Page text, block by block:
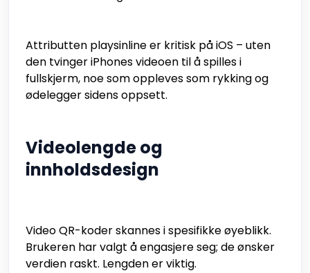
Attributten playsinline er kritisk på iOS – uten
den tvinger iPhones videoen til å spilles i
fullskjerm, noe som oppleves som rykking og
ødelegger sidens oppsett.
Videolengde og
innholdsdesign
Video QR-koder skannes i spesifikke øyeblikk.
Brukeren har valgt å engasjere seg; de ønsker
verdien raskt. Lengden er viktig.